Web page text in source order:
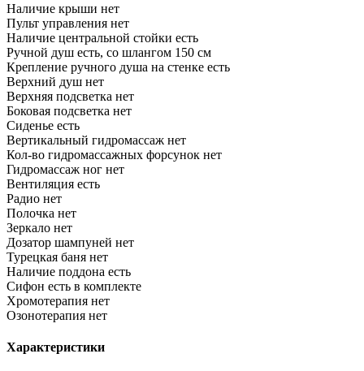
Наличие крыши нет
Пульт управления нет
Наличие центральной стойки есть
Ручной душ есть, со шлангом 150 см
Крепление ручного душа на стенке есть
Верхний душ нет
Верхняя подсветка нет
Боковая подсветка нет
Сиденье есть
Вертикальный гидромассаж нет
Кол-во гидромассажных форсунок нет
Гидромассаж ног нет
Вентиляция есть
Радио нет
Полочка нет
Зеркало нет
Дозатор шампуней нет
Турецкая баня нет
Наличие поддона есть
Сифон есть в комплекте
Хромотерапия нет
Озонотерапия нет
Характеристики